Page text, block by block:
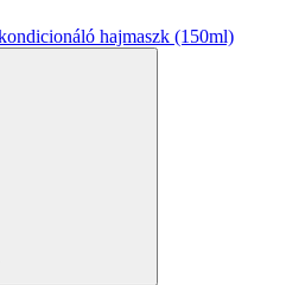
hajmaszk (150ml)